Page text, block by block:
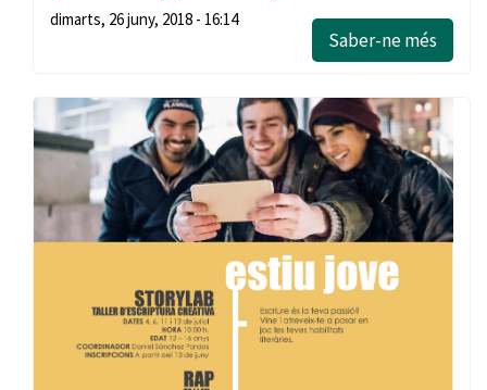
dimarts, 26 juny, 2018 - 16:14
Saber-ne més